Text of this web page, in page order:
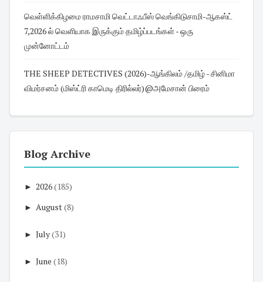
வெள்ளிக்கிழமை ராமசாமி வெட்டாஃபீஸ் வெங்கிடுசாமி-ஆகஸ்ட்
7,2026 ல் வெளியாக இருக்கும் தமிழ்ப்படங்கள் - ஒரு
முன்னோட்டம்
THE SHEEP DETECTIVES (2026)-ஆங்கிலம் /தமிழ் - சினிமா
விமர்சனம் (மிஸ்ட்ரி காமெடி திரில்லர்)@அமேசான் பிரைம்
Blog Archive
► 2026(185)
► August(8)
► July(31)
► June (18)